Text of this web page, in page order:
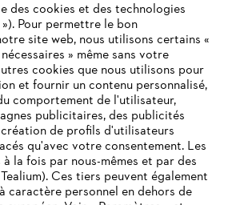
#STIHL
des cookies et des technologies
Pour permettre le bon
site web, nous utilisons certains «
» même sans votre
cookies que nous utilisons pour
et fournir un contenu personnalisé,
comportement de l'utilisateur,
publicitaires, des publicités
de profils d'utilisateurs
qu'avec votre consentement. Les
la fois par nous-mêmes et par des
Ces tiers peuvent également
caractère personnel en dehors de